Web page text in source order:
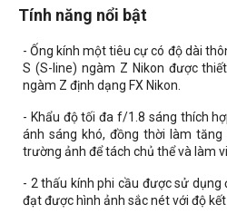
Tính năng nổi bật
- Ống kính một tiêu cự có độ dài
S (S-line) ngàm Z Nikon được
ngàm Z định dạng FX Nikon.
- Khẩu độ tối đa f/1.8 sáng thích
ánh sáng khó, đồng thời làm
trường ảnh để tách chủ thể và làm
- 2 thấu kính phi cầu được sử dụng
đạt được hình ảnh sắc nét với độ